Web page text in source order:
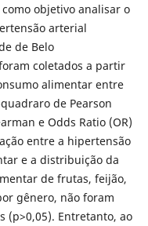
objetivo analisar o
arterial
de Belo
coletados a partir
alimentar entre
de Pearson
e Odds Ratio (OR)
entre a hipertensão
e a distribuição da
de frutas, feijão,
gênero, não foram
(p>0,05). Entretanto, ao